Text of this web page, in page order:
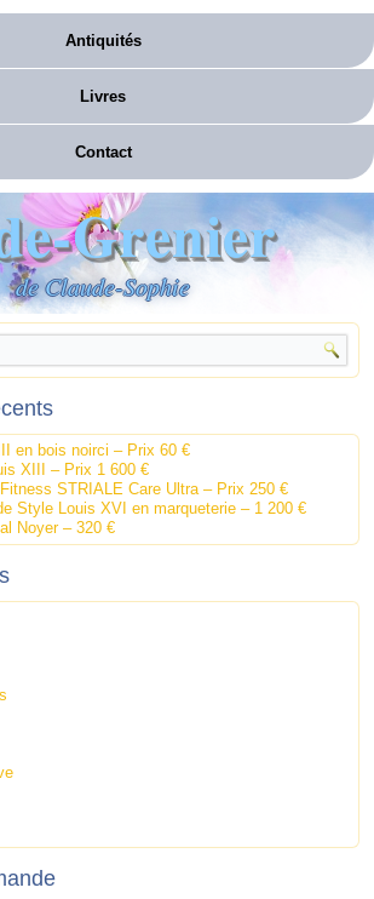
Antiquités
Livres
Contact
Grenier
de Claude-Sophie
en bois noirci – Prix 60 €
XIII – Prix 1 600 €
STRIALE Care Ultra – Prix 250 €
Style Louis XVI en marqueterie – 1 200 €
Noyer – 320 €